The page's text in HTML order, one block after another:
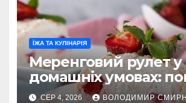
ЇЖА ТА КУЛІНАРІЯ
Меренговий рулет у
домашніх умовах:
гідСЕР 4, 2026 ВОЛОДИМИР